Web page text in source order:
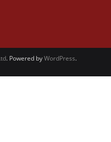
. Powered byWordPress.